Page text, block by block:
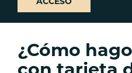
banca
web
¿Cómo